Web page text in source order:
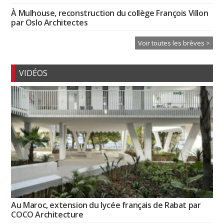
À Mulhouse, reconstruction du collège François Villon
par Oslo Architectes
Voir toutes les brèves >
VIDÉOS
Au Maroc, extension du lycée français de Rabat par
COCO Architecture